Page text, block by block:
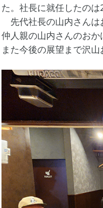
た。社長に就任したのは
先代社長の山内さんは
仲人親の山内さんのおか
また今後の展望まで沢山